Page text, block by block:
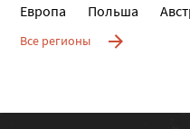
Европа
Польша
Все регионы